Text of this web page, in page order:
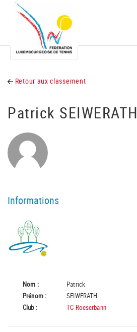
Retour aux classement
Patrick SEIWERATH
Informations
Nom :
Patrick
Prénom :
SEIWERATH
Club :
TC Roeserbann